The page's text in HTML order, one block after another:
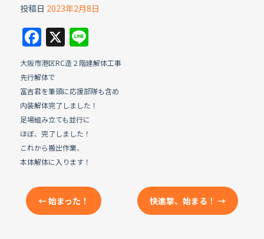
投稿日 2023年2月8日
F
a
c
e
b
o
o
k
X Li
n
e
大阪市港区RC造２階建解体工事
先行解体で
冨吉君を筆頭に応援部隊も含め
内装解体完了しました！
足場組み立ても並行に
ほぼ、完了しました！
これから搬出作業、
本体解体に入ります！
←始まった！ 快進撃、始まる！→